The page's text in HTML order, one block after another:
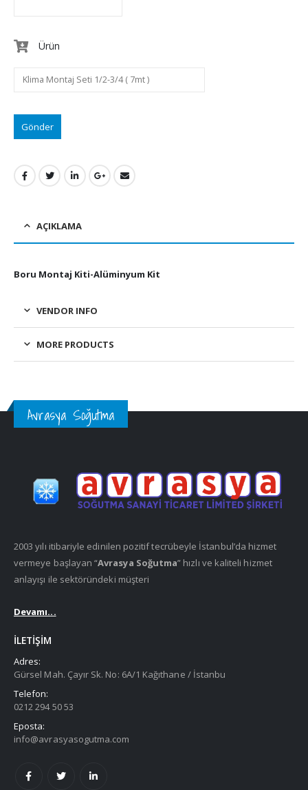
Ürün
AÇIKLAMA
Boru Montaj Kiti-Alüminyum Kit
VENDOR INFO
MORE PRODUCTS
Avrasya Soğutma
2003 yılı itibariyle edinilen pozitif tecrübeyle İstanbul’da hizmet
vermeye başlayan “Avrasya Soğutma” hızlı ve kaliteli hizmet
anlayışı ile sektöründeki müşteri
Devamı...
İLETIŞIM
Adres:
Gürsel Mah. Çayır Sk. No: 6A/1 Kağıthane / İstanbu
Telefon:
0212 294 50 53
Eposta:
info@avrasyasogutma.com